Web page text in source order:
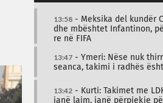
13:58 - Meksika del kundër
dhe mbështet Infantinon,
re në FIFA
13:47 - Ymeri: Nëse nuk
seanca, takimi i radhës
13:42 - Kurti: Takimet me
janë lajm, janë përpjekje